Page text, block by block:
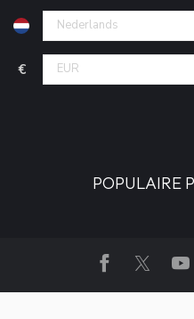
€
POPULAIRE